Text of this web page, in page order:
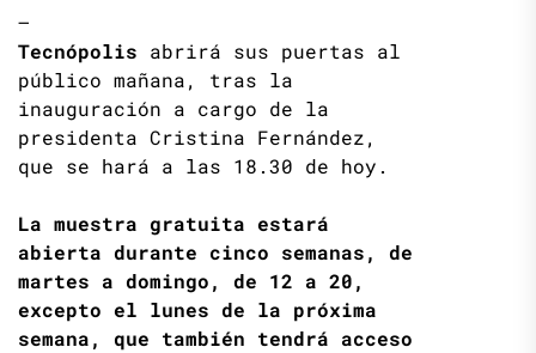
–
Tecnópolis abrirá sus puertas al
público mañana, tras la
inauguración a cargo de la
presidenta Cristina Fernández,
que se hará a las 18.30 de hoy.
La muestra gratuita estará
abierta durante cinco semanas, de
martes a domingo, de 12 a 20,
excepto el lunes de la próxima
semana, que también tendrá acceso